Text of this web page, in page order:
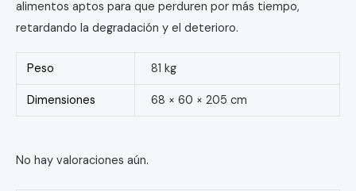
alimentos aptos para que perduren por más tiempo,
retardando la degradación y el deterioro.
Peso 81 kg
Dimensiones 68 × 60 × 205 cm
No hay valoraciones aún.